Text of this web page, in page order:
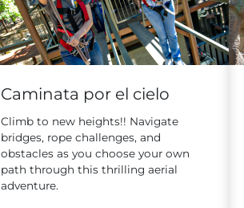
Caminata por el cielo
Climb to new heights!! Navigate
bridges, rope challenges, and
obstacles as you choose your own
path through this thrilling aerial
adventure.